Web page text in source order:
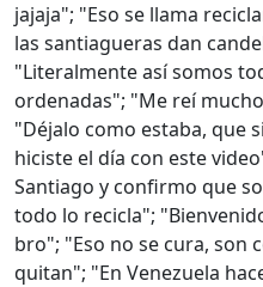
jajaja"; "Eso se llama
las santiagueras dan
"Literalmente así somos
ordenadas"; "Me reí
"Déjalo como estaba, que
hiciste el día con este
Santiago y confirmo que
todo lo recicla";
bro"; "Eso no se cura, son
quitan"; "En Venezuela